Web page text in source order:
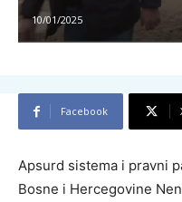
10/01/2025
Facebook
Apsurd sistema i pravni
Bosne i Hercegovine